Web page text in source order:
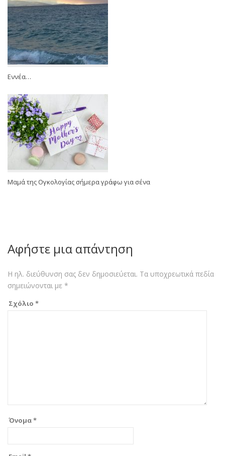
Εννέα…
Μαμά της Ογκολογίας σήμερα γράφω για σένα
Αφήστε μια απάντηση
Η ηλ. διεύθυνση σας δεν δημοσιεύεται. Τα υποχρεωτικά πεδία
σημειώνονται με *
Σχόλιο *
Όνομα*